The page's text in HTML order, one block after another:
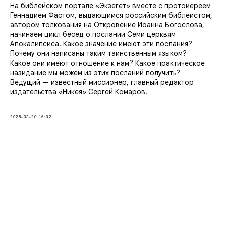
На библейском портале «Экзегет» вместе с протоиереем
Геннадием Фастом, выдающимся российским библеистом,
автором толкования на Откровение Иоанна Богослова,
начинаем цикл бесед о послании Семи церквям
Апокалипсиса. Какое значение имеют эти послания?
Почему они написаны таким таинственным языком?
Какое они имеют отношение к нам? Какое практическое
назидание мы можем из этих посланий получить?
Ведущий — известный миссионер, главный редактор
издательства «Никея» Сергей Комаров.
2025-03-20 16:02